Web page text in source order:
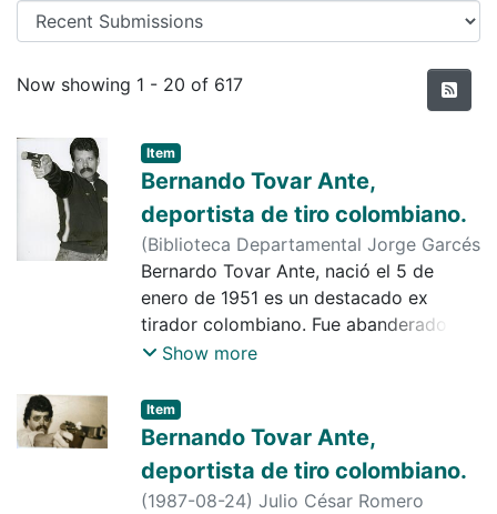
Recent Submissions
Now showing 1 - 20 of 617
Item
Bernando Tovar Ante,
deportista de tiro colombiano.
(Biblioteca Departamental Jorge Garcés
Borrego, 1995-03-11)
Bernardo Tovar Ante, nació el 5 de
enero de 1951 es un destacado ex
tirador colombiano. Fue abanderado de
la delegación colombiana en los Juegos
observa bernardo Tovar empuñando un
arma con una mirada fija apuntando un
objetivo.
Show more
Item
Bernando Tovar Ante,
deportista de tiro colombiano.
(1987-08-24) Julio César Romero